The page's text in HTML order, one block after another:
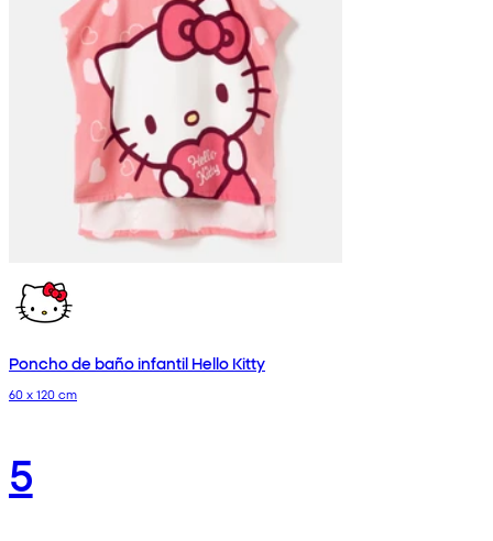
Poncho de baño infantil Hello Kitty
60 x 120 cm
5